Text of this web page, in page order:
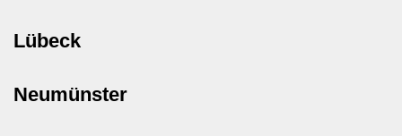
Lübeck
Neumünster